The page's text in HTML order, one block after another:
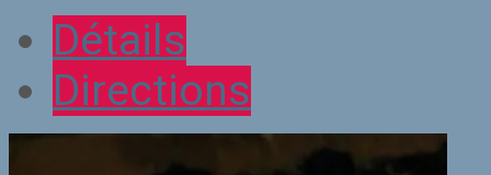
Détails
Directions